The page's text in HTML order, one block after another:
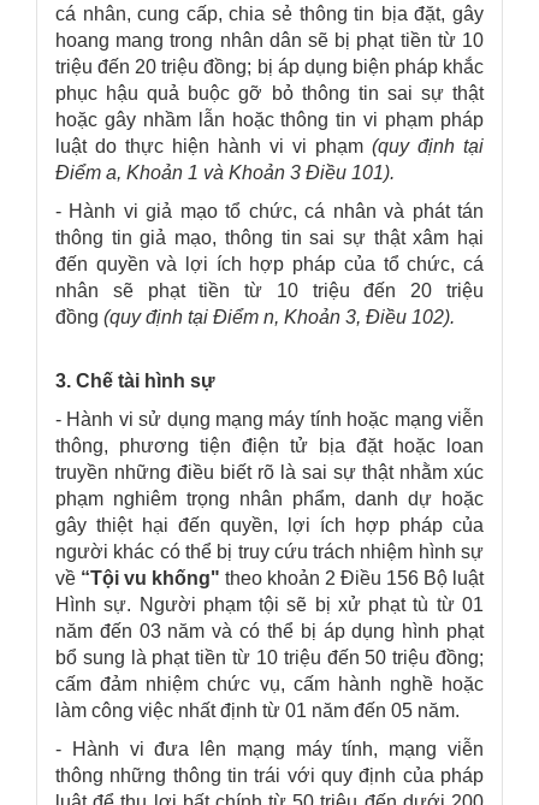
cá nhân, cung cấp, chia sẻ thông tin bịa đặt, gây
hoang mang trong nhân dân sẽ bị phạt tiền từ 10
triệu đến 20 triệu đồng; bị áp dụng biện pháp khắc
phục hậu quả buộc gỡ bỏ thông tin sai sự thật
hoặc gây nhầm lẫn hoặc thông tin vi phạm pháp
luật do thực hiện hành vi vi phạm (quy định tại
Điểm a, Khoản 1 và Khoản 3 Điều 101).
- Hành vi giả mạo tổ chức, cá nhân và phát tán
thông tin giả mạo, thông tin sai sự thật xâm hại
đến quyền và lợi ích hợp pháp của tổ chức, cá
nhân sẽ phạt tiền từ 10 triệu đến 20 triệu
đồng (quy định tại Điểm n, Khoản 3, Điều 102).
3. Chế tài hình sự
- Hành vi sử dụng mạng máy tính hoặc mạng viễn
thông, phương tiện điện tử bịa đặt hoặc loan
truyền những điều biết rõ là sai sự thật nhằm xúc
phạm nghiêm trọng nhân phẩm, danh dự hoặc
gây thiệt hại đến quyền, lợi ích hợp pháp của
người khác có thể bị truy cứu trách nhiệm hình sự
về “Tội vu khống" theo khoản 2 Điều 156 Bộ luật
Hình sự. Người phạm tội sẽ bị xử phạt tù từ 01
năm đến 03 năm và có thể bị áp dụng hình phạt
bổ sung là phạt tiền từ 10 triệu đến 50 triệu đồng;
cấm đảm nhiệm chức vụ, cấm hành nghề hoặc
làm công việc nhất định từ 01 năm đến 05 năm.
- Hành vi đưa lên mạng máy tính, mạng viễn
thông những thông tin trái với quy định của pháp